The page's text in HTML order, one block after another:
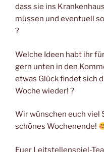
dass sie ins
müssen und eventuell
?
Welche Ideen habt ihr
gern unten in den
etwas Glück findet sich
Woche wieder! ?
Wir wünschen euch viel
schönes Wochenende!
Euer Leitstellenspiel-